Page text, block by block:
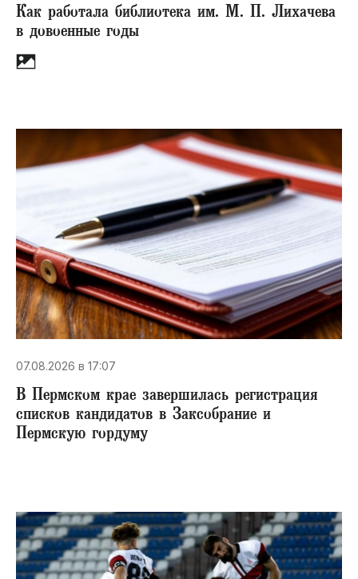
Как работала библиотека им. М. П. Лихачева
в довоенные годы
07.08.2026 в 17:07
В Пермском крае завершилась регистрация
списков кандидатов в Заксобрание и
Пермскую гордуму